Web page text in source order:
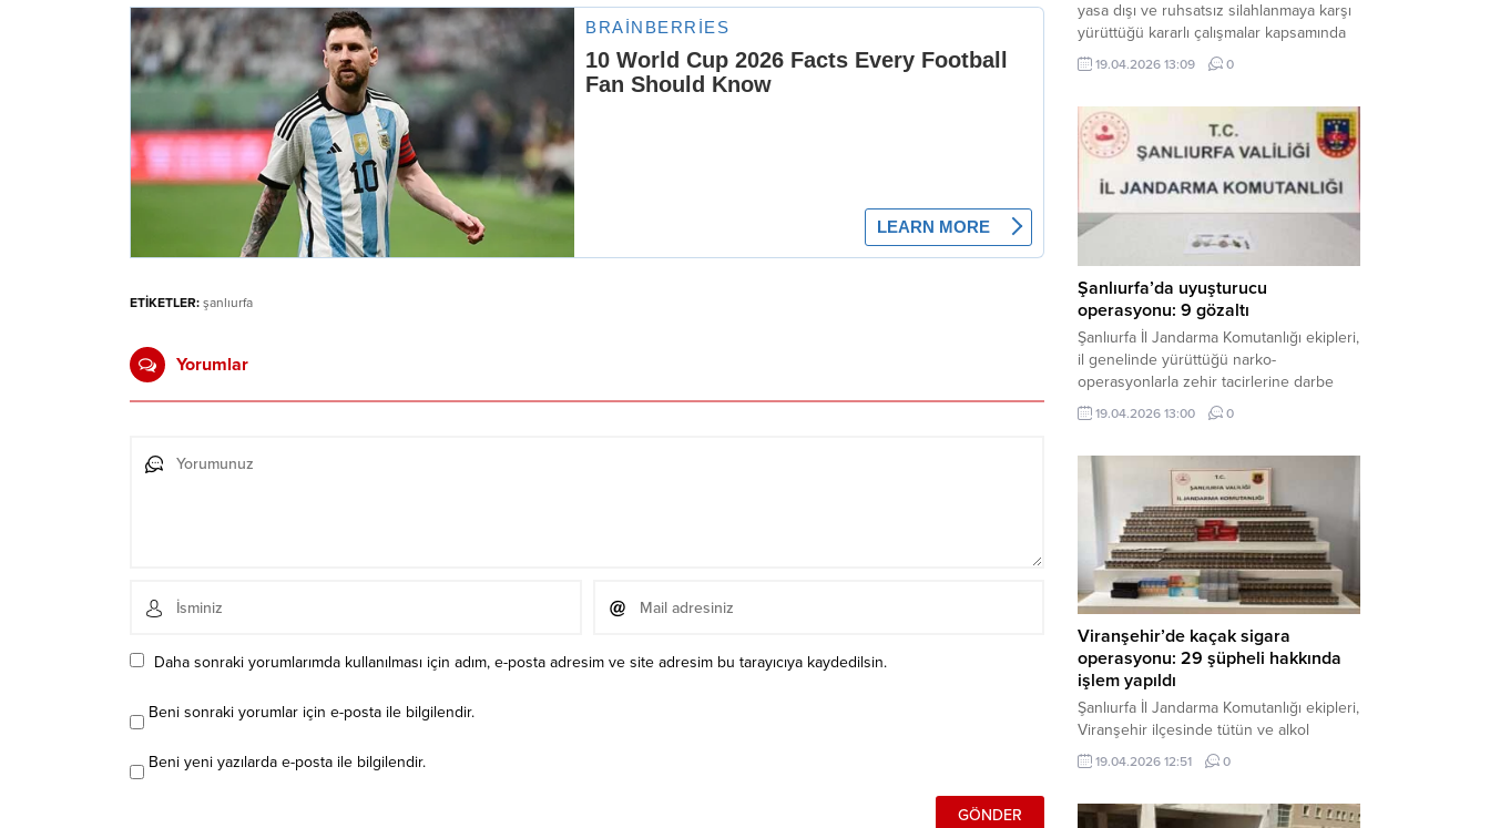
ETİKETLER: şanlıurfa
Yorumlar
Daha sonraki yorumlarımda kullanılması için adım, e-posta adresim ve site adresim bu tarayıcıya kaydedilsin.
Beni sonraki yorumlar için e-posta ile bilgilendir.
Beni yeni yazılarda e-posta ile bilgilendir.
yasa dışı ve ruhsatsız silahlanmaya karşı
yürüttüğü kararlı çalışmalar kapsamında
Bozova ilçesinde bir ikamete operasyon
düzenledi. Yapılan aramada çok sayıda
mühimmat ele geçirildi. Haber Merkezi –
Şanlıurfa Valiliği İl Basın ve Halkla İlişkiler
Müdürlüğü tarafından yapılan açıklamaya
göre; 17 Nisan...
19.04.2026 13:09 0
Şanlıurfa’da uyuşturucu
operasyonu: 9 gözaltı
Şanlıurfa İl Jandarma Komutanlığı ekipleri,
il genelinde yürüttüğü narko-
operasyonlarla zehir tacirlerine darbe
indirdi. Üç ilçede eş zamanlı
gerçekleştirilen faaliyetlerde çeşitli
şüpheli hakkında adli işlem başlatıldı.
Haber Merkezi – Şanlıurfa Valiliği İl Basın
ve Halkla İlişkiler Müdürlüğü’nden yapılan
açıklamaya göre, İl Jandarma Komutanlığı
tarafından “Narkotik Suçlarla...
19.04.2026 13:00 0
Viranşehir’de kaçak sigara
operasyonu: 29 şüpheli hakkında
işlem yapıldı
Şanlıurfa İl Jandarma Komutanlığı ekipleri,
Viranşehir ilçesinde tütün ve alkol
kaçakçılığına yönelik yürüttüğü kapsamlı
çalışmalar neticesinde binlerce paket
Operasyon kapsamında çok sayıda şahıs
19.04.2026 12:51 0